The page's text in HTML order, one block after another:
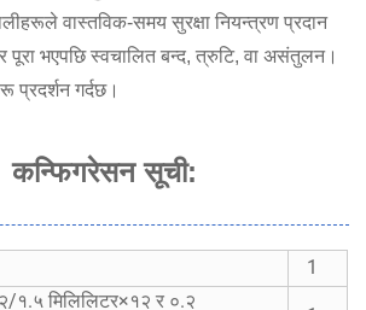
वास्तविक-समय सुरक्षा नियन्त्रण प्रदान
पूरा भएपछि स्वचालित बन्द, त्रुटि, वा असंतुलन।
प्रदर्शन गर्दछ।
कन्फिगरेसन सूची:
1
१.५ मिलिलिटर×१२ र ०.२